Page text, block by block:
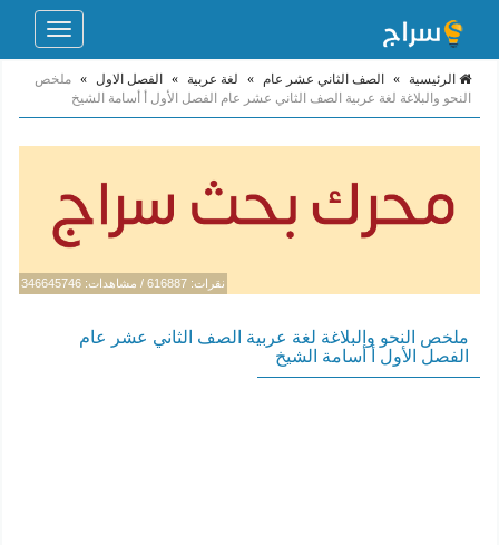
Toggle
الرئيسية » الصف الثاني عشر عام » لغة عربية » الفصل الاول » ملخص
النحو والبلاغة لغة عربية الصف الثاني عشر عام الفصل الأول أ أسامة الشيخ
نقرات: 616887 / مشاهدات: 346645746
ملخص النحو والبلاغة لغة عربية الصف الثاني عشر عام
الفصل الأول أ أسامة الشيخ